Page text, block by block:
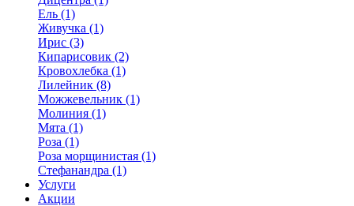
Ель (1)
Живучка (1)
Ирис (3)
Кипарисовик (2)
Кровохлебка (1)
Лилейник (8)
Можжевельник (1)
Молиния (1)
Мята (1)
Роза (1)
Роза морщинистая (1)
Стефанандра (1)
Услуги
Акции